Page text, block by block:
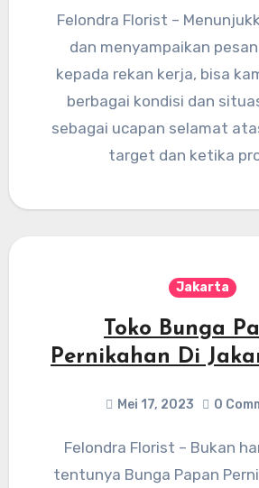
Felondra Florist – Menunjukkan apresiasi
dan menyampaikan
kepada rekan kerja, bisa
berbagai kondisi dan
sebagai ucapan selamat
target dan ketika
Jakarta
Toko Bunga
Pernikahan Di
Mei 17, 2023 0
Felondra Florist – Bukan hanya itu saja
tentunya Bunga Papan